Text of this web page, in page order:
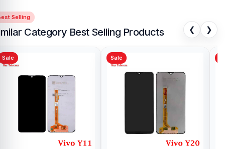
Selling
Category Best Selling Products ❮ ❯
Sale Sale